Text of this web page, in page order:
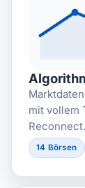
mit vollem
Reconnect.
14 Börsen